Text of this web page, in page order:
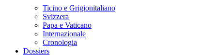
Ticino e Grigionitaliano
Svizzera
Papa e Vaticano
Internazionale
Cronologia
Dossiers